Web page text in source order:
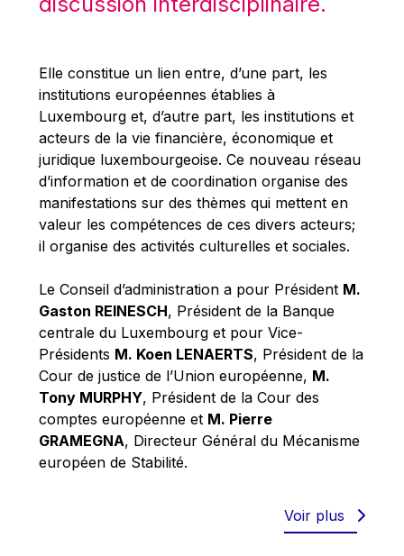
Pierre Gramegna
Robert Goebbels
Robert REYNDERS
Robert WEIDES
Rolf Tarrach
Štefan Füle
Thomas L. Cranfield
Tim Lankester
Vaclav Klaus
Vassilios Skouris
Vítor Manuel da Silva Caldeira
Viviane Reding
Walter Hagg
Walter RADERMACHER
Elle constitue un lien entre, d’une part, les
institutions européennes établies à
Luxembourg et, d’autre part, les institutions et
acteurs de la vie financière, économique et
juridique luxembourgeoise. Ce nouveau réseau
d’information et de coordination organise des
manifestations sur des thèmes qui mettent en
valeur les compétences de ces divers acteurs;
il organise des activités culturelles et sociales.
Le Conseil d’administration a pour Président M.
Gaston REINESCH, Président de la Banque
centrale du Luxembourg et pour Vice-
Présidents M. Koen LENAERTS, Président de la
Cour de justice de l’Union européenne, M.
Tony MURPHY, Président de la Cour des
comptes européenne et M. Pierre
GRAMEGNA, Directeur Général du Mécanisme
européen de Stabilité.
Voir plus